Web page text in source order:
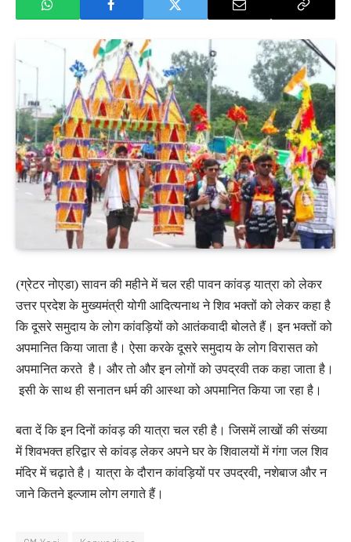
(ग्रेटर नोएडा) सावन की महीने में चल रही पावन कांवड़ यात्रा को लेकर
उत्तर प्रदेश के मुख्यमंत्री योगी आदित्यनाथ ने शिव भक्तों को लेकर कहा है
कि दूसरे समुदाय के लोग कांवड़ियों को आतंकवादी बोलते हैं। इन भक्तों को
अपमानित किया जाता है। ऐसा करके दूसरे समुदाय के लोग विरासत को
अपमानित करते है। और तो और इन लोगों को उपद्रवी तक कहा जाता है।
इसी के साथ ही सनातन धर्म की आस्था को अपमानित किया जा रहा है।
बता दें कि इन दिनों कांवड़ की यात्रा चल रही है। जिसमें लाखों की संख्या
में शिवभक्त हरिद्वार से कांवड़ लेकर अपने घर के शिवालयों में गंगा जल शिव
मंदिर में चढ़ाते है। यात्रा के दौरान कांवड़ियों पर उपद्रवी, नशेबाज और न
जाने कितने इल्जाम लोग लगाते हैं।